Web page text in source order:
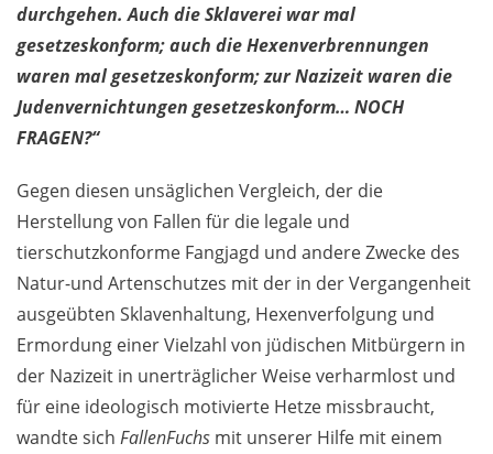
durchgehen. Auch die Sklaverei war mal
gesetzeskonform; auch die Hexenverbrennungen
waren mal gesetzeskonform; zur Nazizeit waren die
Judenvernichtungen gesetzeskonform… NOCH
FRAGEN?“
Gegen diesen unsäglichen Vergleich, der die
Herstellung von Fallen für die legale und
tierschutzkonforme Fangjagd und andere Zwecke des
Natur-und Artenschutzes mit der in der Vergangenheit
ausgeübten Sklavenhaltung, Hexenverfolgung und
Ermordung einer Vielzahl von jüdischen Mitbürgern in
der Nazizeit in unerträglicher Weise verharmlost und
für eine ideologisch motivierte Hetze missbraucht,
wandte sich FallenFuchs mit unserer Hilfe mit einem